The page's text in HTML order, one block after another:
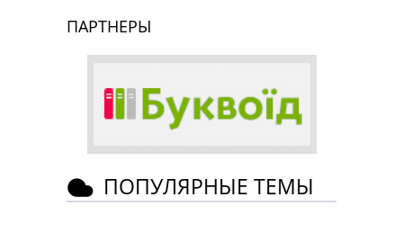
ПАРТНЕРЫ
ПОПУЛЯРНЫЕ ТЕМЫ